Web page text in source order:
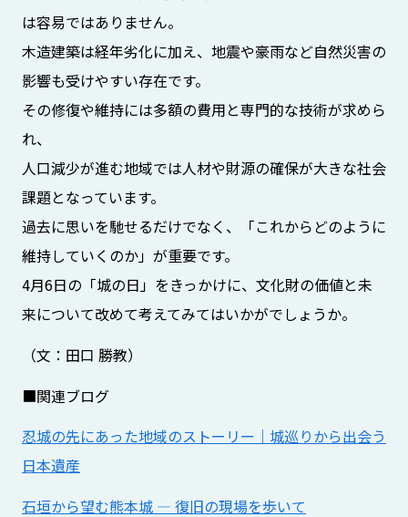
は容易ではありません。
木造建築は経年劣化に加え、地震や豪雨など自然災害の
影響も受けやすい存在です。
その修復や維持には多額の費用と専門的な技術が求めら
れ、
人口減少が進む地域では人材や財源の確保が大きな社会
課題となっています。
過去に思いを馳せるだけでなく、「これからどのように
維持していくのか」が重要です。
4月6日の「城の日」をきっかけに、文化財の価値と未
来について改めて考えてみてはいかがでしょうか。
（文：田口 勝教）
■関連ブログ
忍城の先にあった地域のストーリー｜城巡りから出会う
日本遺産
石垣から望む熊本城 ― 復旧の現場を歩いて